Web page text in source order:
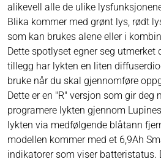
alikevell alle de ulike
Blika kommer med grønt lys, rødt
som kan brukes alene eller i
Dette spotlyset egner seg utmerket
tillegg har lykten en liten
bruke når du skal gjennomføre
Dette er en "R" versjon som gir deg
programere lykten gjennom
lykten via medfølgende blåtann
modellen kommer med et 6,9Ah
indikatorer som viser batteristatus.